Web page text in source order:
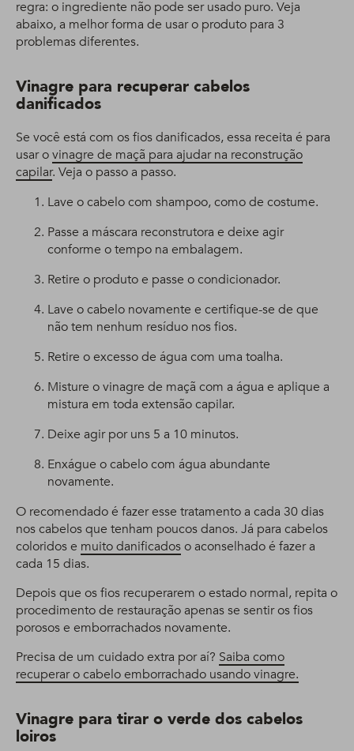
regra: o ingrediente não pode ser usado puro. Veja
abaixo, a melhor forma de usar o produto para 3
problemas diferentes.
Vinagre para recuperar cabelos
danificados
Se você está com os fios danificados, essa receita é para
usar ovinagre de maçã para ajudar na reconstrução
capilar. Veja o passo a passo.
Lave o cabelo com shampoo, como de costume.
Passe a máscara reconstrutora e deixe agir
conforme o tempo na embalagem.
Retire o produto e passe o condicionador.
Lave o cabelo novamente e certifique-se de que
não tem nenhum resíduo nos fios.
Retire o excesso de água com uma toalha.
Misture o vinagre de maçã com a água e aplique a
mistura em toda extensão capilar.
Deixe agir por uns 5 a 10 minutos.
Enxágue o cabelo com água abundante
novamente.
O recomendado é fazer esse tratamento a cada 30 dias
nos cabelos que tenham poucos danos. Já para cabelos
coloridos e muito danificadoso aconselhado é fazer a
cada 15 dias.
Depois que os fios recuperarem o estado normal, repita o
procedimento de restauração apenas se sentir os fios
porosos e emborrachados novamente.
Precisa de um cuidado extra por aí? Saiba como
recuperar o cabelo emborrachado usando vinagre.
Vinagre para tirar o verde dos cabelos
loiros